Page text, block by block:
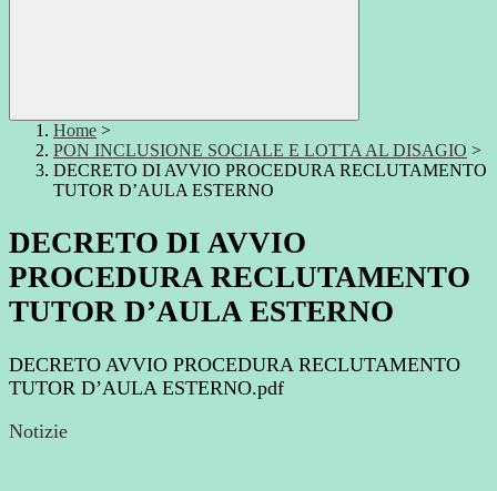
Home >
PON INCLUSIONE SOCIALE E LOTTA AL DISAGIO >
DECRETO DI AVVIO PROCEDURA RECLUTAMENTO
TUTOR D’AULA ESTERNO
DECRETO DI AVVIO
PROCEDURA RECLUTAMENTO
TUTOR D’AULA ESTERNO
DECRETO AVVIO PROCEDURA RECLUTAMENTO
TUTOR D’AULA ESTERNO.pdf
Notizie